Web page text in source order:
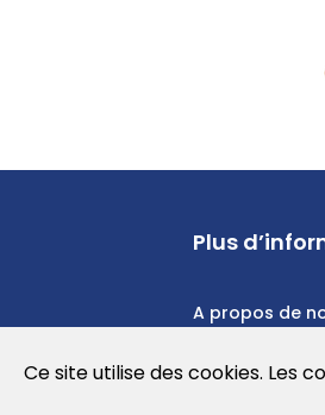
Plus
A propos de
Politique de
Ce site utilise des cookies. Les